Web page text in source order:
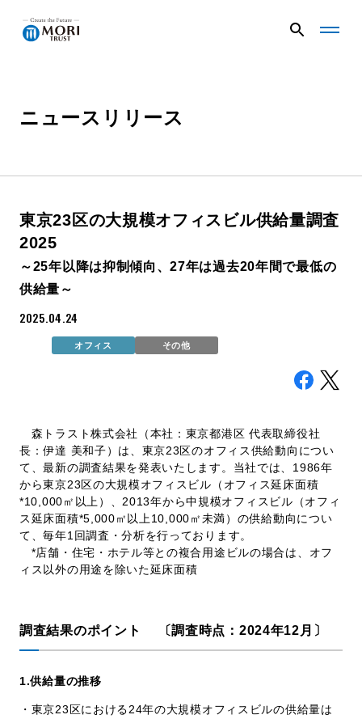
G
v
ュ
を
開
G
v
ュ
を
閉
企業情報
ニュース
サステナビリティ
日本語 English
お問い合わせ
ニュースリリース
東京23区の大規模オフィスビル供給量調査
2025
～25年以降は抑制傾向、27年は過去20年間で最低の
供給量～
2025.04.24
オフィス その他
森トラスト株式会社（本社：東京都港区 代表取締役社
長：伊達 美和子）は、東京23区のオフィス供給動向につい
て、最新の調査結果を発表いたします。当社では、1986年
から東京23区の大規模オフィスビル（オフィス延床面積
*10,000㎡以上）、2013年から中規模オフィスビル（オフィ
ス延床面積*5,000㎡以上10,000㎡未満）の供給動向につい
て、毎年1回調査・分析を行っております。
*店舗・住宅・ホテル等との複合用途ビルの場合は、オフ
ィス以外の用途を除いた延床面積
調査結果のポイント 〔調査時点：2024年12月〕
1.供給量の推移
・東京23区における24年の大規模オフィスビルの供給量は